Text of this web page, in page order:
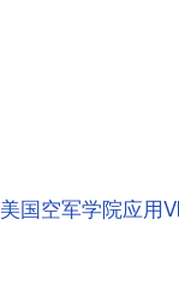
美国空军学院应用